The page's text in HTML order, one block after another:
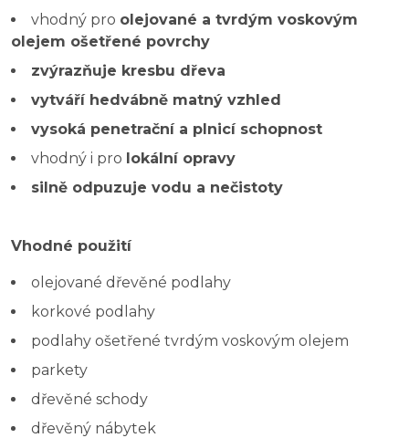
vhodný pro olejované a tvrdým voskovým
olejem ošetřené povrchy
zvýrazňuje kresbu dřeva
vytváří hedvábně matný vzhled
vysoká penetrační a plnicí schopnost
vhodný i pro lokální opravy
silně odpuzuje vodu a nečistoty
Vhodné použití
olejované dřevěné podlahy
korkové podlahy
podlahy ošetřené tvrdým voskovým olejem
parkety
dřevěné schody
dřevěný nábytek